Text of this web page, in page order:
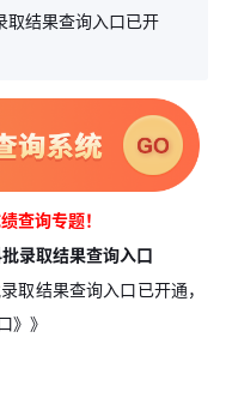
取结果查询入口已开
查询专题！
录取结果查询入口
结果查询入口已开通，
》》